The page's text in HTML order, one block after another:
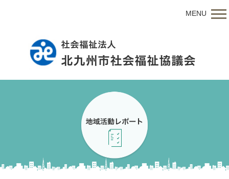
MENU